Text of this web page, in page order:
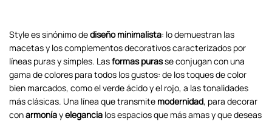
Style es sinónimo dediseño minimalista: lo demuestran las
macetas y los complementos decorativos caracterizados por
líneas puras y simples. Lasformas purasse conjugan con una
gama de colores para todos los gustos: de los toques de color
bien marcados, como el verde ácido y el rojo, a las tonalidades
más clásicas. Una línea que transmite modernidad, para decorar
conarmoníayelegancia los espacios que más amas y que deseas